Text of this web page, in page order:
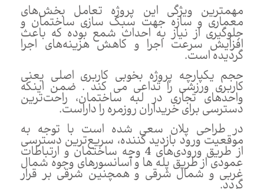
معماری و سازه جهت سبک سازی ساختمان و
جلوگیری از نیاز به احداث شمع بوده که باعث
افزایش سرعت اجرا و کاهش هزینه‌های اجرا
گردیده است.
حجم یکپارچه پروژه بخوبی کاربری اصلی یعنی
کاربری ورزشی را تداعی می کند . ضمن اینکه
واحد‌های تجاری در لبه ساختمان، راحت‌ترین
دسترسی برای خریداران روزمره را داراست.
در طراحی پلان سعی شده است با توجه به
موقعیت ورود بازدید کننده، سریع‌ترین دسترسی
از طریق ورودی‌های 4 وجه ساختمان و ارتباطات
عمودی از طریق پله ها و آسانسور‌های وجوه شمال
غربی و شمال شرقی و همچنین شرقی بر قرار
گردد.